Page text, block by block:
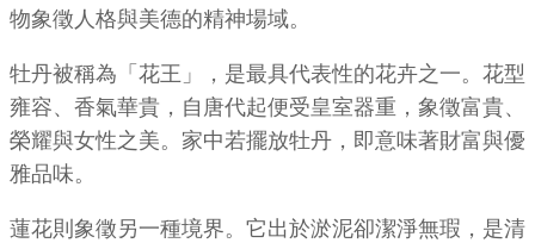
物象徵人格與美德的精神場域。
牡丹被稱為「花王」，是最具代表性的花卉之一。花型
雍容、香氣華貴，自唐代起便受皇室器重，象徵富貴、
榮耀與女性之美。家中若擺放牡丹，即意味著財富與優
雅品味。
蓮花則象徵另一種境界。它出於淤泥卻潔淨無瑕，是清